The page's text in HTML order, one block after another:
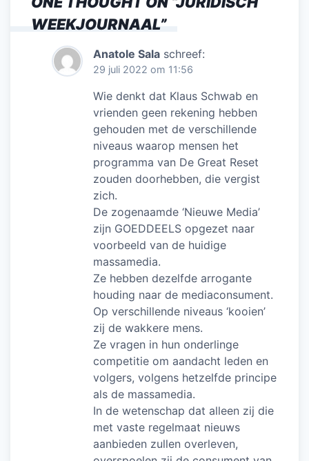
WEEKJOURNAAL”
Anatole Sala schreef:
29 juli 2022 om 11:56
Wie denkt dat Klaus Schwab en
vrienden geen rekening hebben
gehouden met de verschillende
niveaus waarop mensen het
programma van De Great Reset
zouden doorhebben, die vergist
zich.
De zogenaamde ‘Nieuwe Media’
zijn GOEDDEELS opgezet naar
voorbeeld van de huidige
massamedia.
Ze hebben dezelfde arrogante
houding naar de mediaconsument.
Op verschillende niveaus ‘kooien’
zij de wakkere mens.
Ze vragen in hun onderlinge
competitie om aandacht leden en
volgers, volgens hetzelfde principe
als de massamedia.
In de wetenschap dat alleen zij die
met vaste regelmaat nieuws
aanbieden zullen overleven,